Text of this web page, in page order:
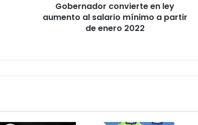
Gobernador convierte en ley
aumento al salario mínimo a partir
de enero 2022